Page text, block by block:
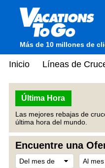
Más de 10 millones de
Inicio Líneas de
Última Hora
Las mejores rebajas de
última hora del mundo.
Encuentre una